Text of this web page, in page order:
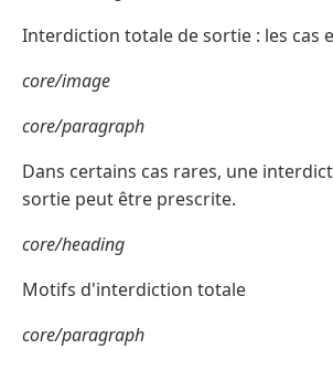
Interdiction totale de sortie : les cas
core/image
core/paragraph
Dans certains cas rares, une
sortie peut être prescrite.
core/heading
Motifs d'interdiction totale
core/paragraph